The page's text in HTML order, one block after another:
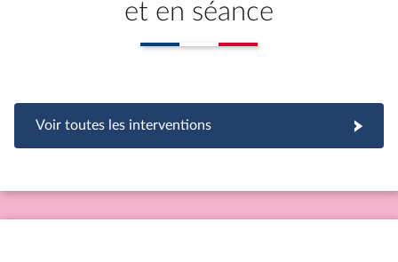
et en séance
Voir toutes les interventions